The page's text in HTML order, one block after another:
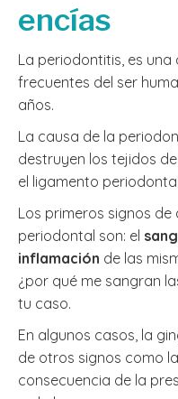
encías
La periodontitis, es una
frecuentes del ser
años.
La causa de la
destruyen los tejidos
el ligamento
Los primeros signos
periodontal son: el
inflamación de las
¿por qué me sangran
tu caso.
En algunos casos, la
de otros signos como la
consecuencia de la